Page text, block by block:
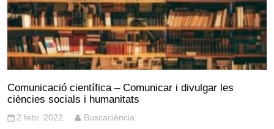
Comunicació científica – Comunicar i divulgar les
ciències socials i humanitats
2 febr. 2022 Buscaciència